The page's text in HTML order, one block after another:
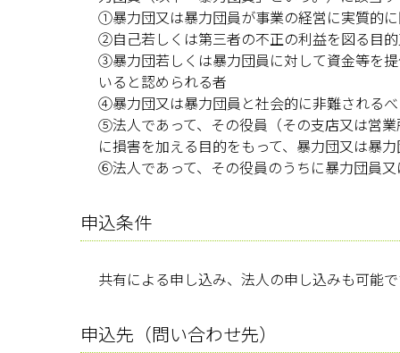
①暴力団又は暴力団員が事業の経営に実質的
②自己若しくは第三者の不正の利益を図る目
③暴力団若しくは暴力団員に対して資金等を
いると認められる者
④暴力団又は暴力団員と社会的に非難される
⑤法人であって、その役員（その支店又は営
に損害を加える目的をもって、暴力団又は暴
⑥法人であって、その役員のうちに暴力団員
申込条件
共有による申し込み、法人の申し込みも可能
申込先（問い合わせ先）